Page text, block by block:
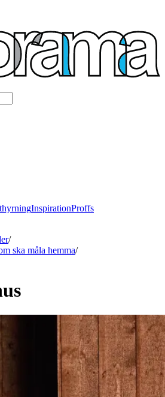
InspirationProffs
/
ska måla hemma/